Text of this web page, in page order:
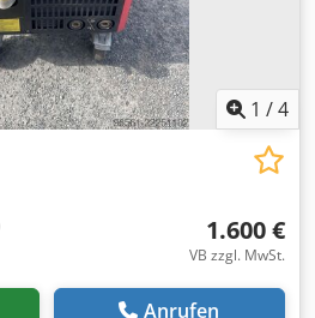
1 /4
1.600 €
VB zzgl. MwSt.
Anrufen